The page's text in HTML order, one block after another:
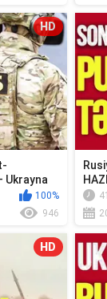
HD
Ukrayna
100%
946
HD